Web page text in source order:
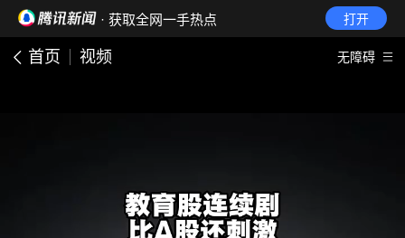
· 获取全网一手热点 打开
首页 视频 无障碍